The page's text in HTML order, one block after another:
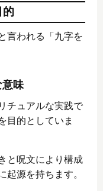
的
言われる「九字を
意味
チュアルな実践で
目的としていま
と呪文により構成
源を持ちます。